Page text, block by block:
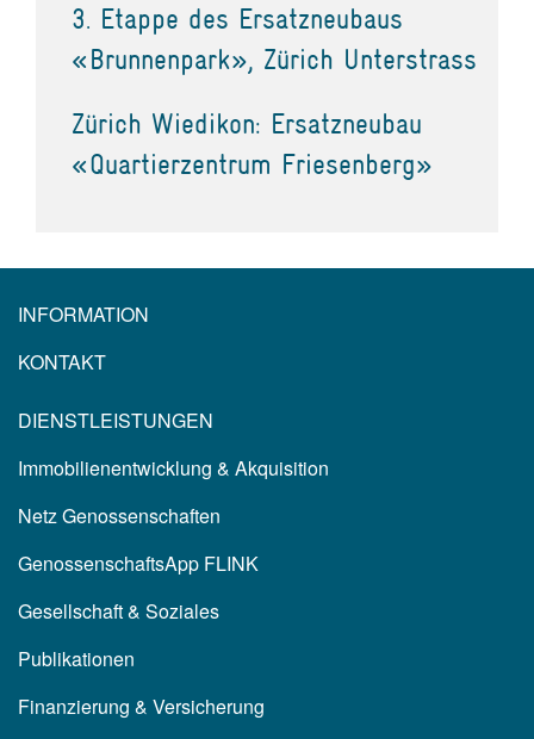
3. Etappe des Ersatzneubaus
«Brunnenpark», Zürich Unterstrass
Zürich Wiedikon: Ersatzneubau
«Quartierzentrum Friesenberg»
INFORMATION
KONTAKT
DIENSTLEISTUNGEN
Immobilienentwicklung & Akquisition
Netz Genossenschaften
GenossenschaftsApp FLINK
Gesellschaft & Soziales
Publikationen
Finanzierung & Versicherung